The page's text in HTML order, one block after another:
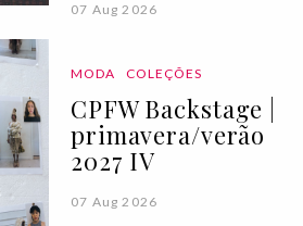
07 Aug 2026
MODA COLEÇÕES
CPFW Backstage |
primavera/verão
2027 IV
07 Aug 2026